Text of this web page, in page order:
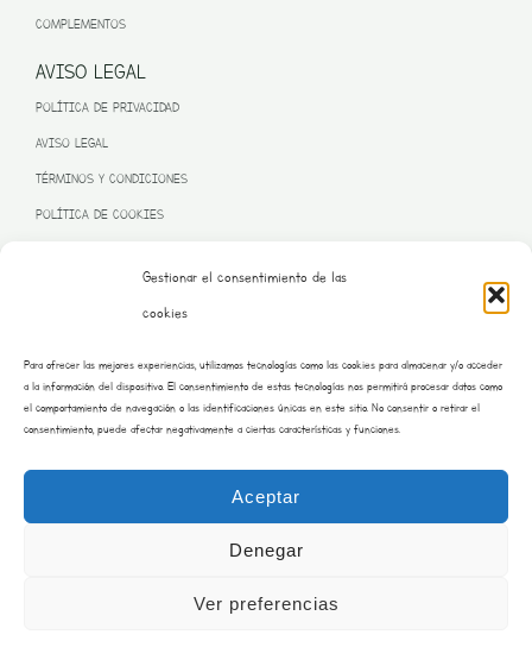
Gestionar el consentimiento de las
cookies
Para ofrecer las mejores experiencias, utilizamos tecnologías como las cookies para almacenar y/o acceder
a la información del dispositivo. El consentimiento de estas tecnologías nos permitirá procesar datos como
el comportamiento de navegación o las identificaciones únicas en este sitio. No consentir o retirar el
consentimiento, puede afectar negativamente a ciertas características y funciones.
Aceptar
Denegar
Ver preferencias
COMPLEMENTOS
AVISO LEGAL
POLÍTICA DE PRIVACIDAD
AVISO LEGAL
TÉRMINOS Y CONDICIONES
POLÍTICA DE COOKIES
– NEXT GENERATION EU